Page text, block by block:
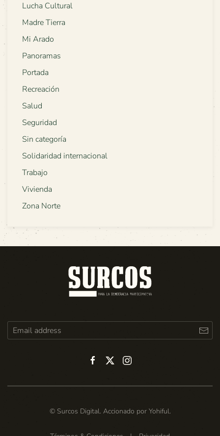
Lucha Cultural
Madre Tierra
Mi Arado
Panoramas
Portada
Recreación
Salud
Seguridad
Sin categoría
Solidaridad internacional
Trabajo
Vivienda
Zona Norte
© Surcos Digital. Accionado por Yohiful.